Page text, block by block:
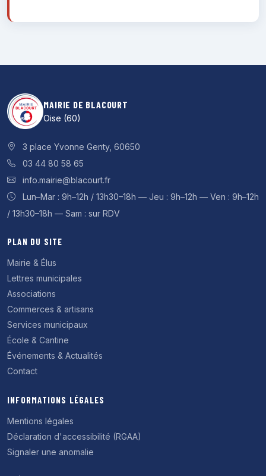
MAIRIE DE BLACOURT
Oise (60)
3 place Yvonne Genty, 60650
03 44 80 58 65
info.mairie@blacourt.fr
Lun–Mar : 9h–12h / 13h30–18h — Jeu : 9h–12h — Ven : 9h–12h
/ 13h30–18h — Sam : sur RDV
PLAN DU SITE
Mairie & Élus
Lettres municipales
Associations
Commerces & artisans
Services municipaux
École & Cantine
Événements & Actualités
Contact
INFORMATIONS LÉGALES
Mentions légales
Déclaration d'accessibilité (RGAA)
Signaler une anomalie